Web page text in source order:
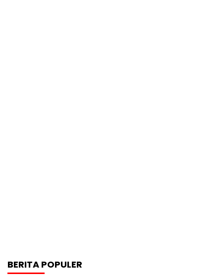
BERITA POPULER